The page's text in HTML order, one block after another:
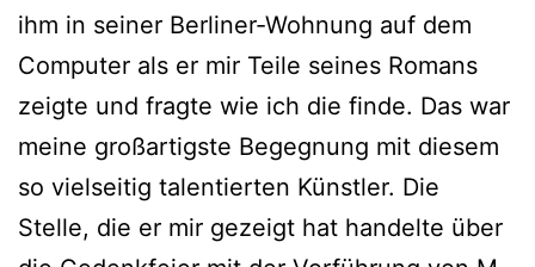
ihm in seiner Berliner-Wohnung auf dem
Computer als er mir Teile seines Romans
zeigte und fragte wie ich die finde. Das war
meine großartigste Begegnung mit diesem
so vielseitig talentierten Künstler. Die
Stelle, die er mir gezeigt hat handelte über